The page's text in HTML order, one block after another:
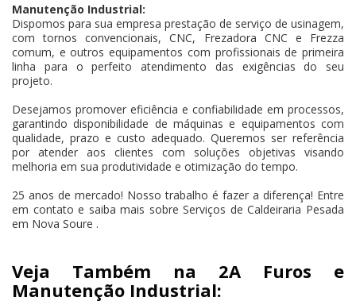
Manutenção Industrial:
Dispomos para sua empresa prestação de serviço de usinagem,
com tornos convencionais, CNC, Frezadora CNC e Frezza
comum, e outros equipamentos com profissionais de primeira
linha para o perfeito atendimento das exigências do seu
projeto.
Desejamos promover eficiência e confiabilidade em processos,
garantindo disponibilidade de máquinas e equipamentos com
qualidade, prazo e custo adequado. Queremos ser referência
por atender aos clientes com soluções objetivas visando
melhoria em sua produtividade e otimização do tempo.
25 anos de mercado! Nosso trabalho é fazer a diferença! Entre
em contato e saiba mais sobre Serviços de Caldeiraria Pesada
em Nova Soure .
Veja Também na 2A Furos e
Manutenção Industrial: